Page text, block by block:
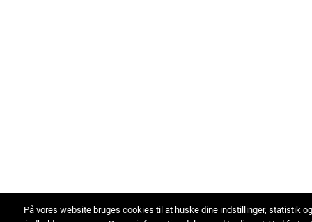
På vores website bruges cookies til at huske dine indstillinger, statistik